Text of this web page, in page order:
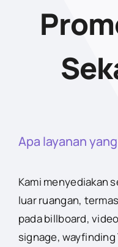
Apa layanan
Kami menyediakan
luar ruangan,
pada billboard,
signage,